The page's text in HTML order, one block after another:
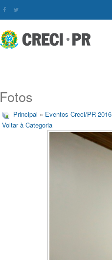
Fotos
Principal » Eventos Creci/PR 2016
Voltar à Categoria